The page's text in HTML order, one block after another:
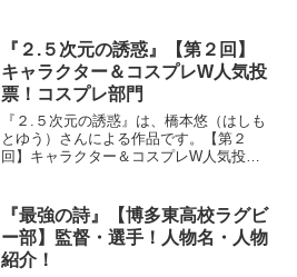
『２.５次元の誘惑』【第２回】
キャラクター＆コスプレW人気投
票！コスプレ部門
『２.５次元の誘惑』は、橋本悠（はしも
とゆう）さんによる作品です。【第２
回】キャラクター＆コスプレW人気投票
『最強の詩』【博多東高校ラグビ
ー部】監督・選手！人物名・人物
紹介！